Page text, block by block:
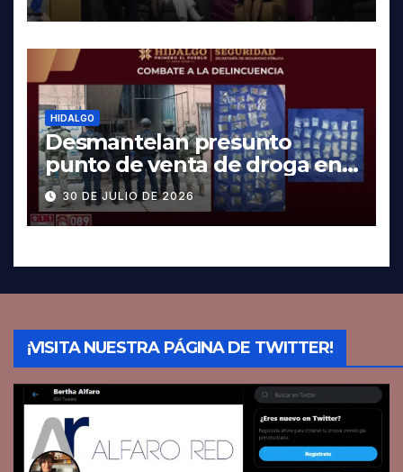
HIDALGO
Desmantelan presunto
punto de venta de droga en
Pachuca; hay dos detenidos
30 DE JULIO DE 2026
¡VISITA NUESTRA PÁGINA DE TWITTER!